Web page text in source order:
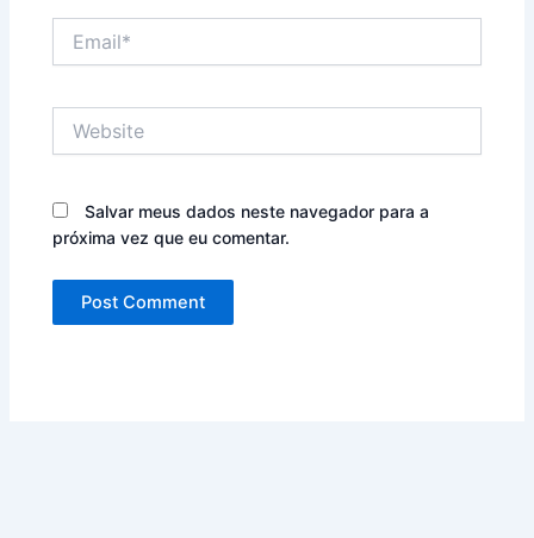
Salvar meus dados neste navegador para a
próxima vez que eu comentar.